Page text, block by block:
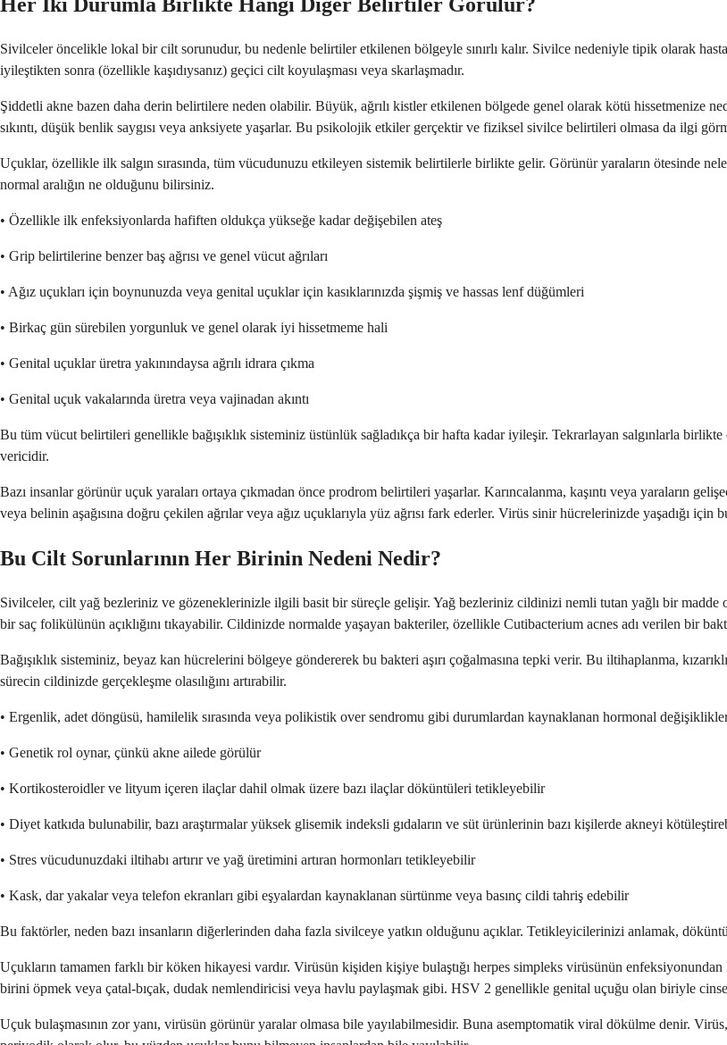
Sivilceler öncelikle lokal bir cilt sorunudur, bu nedenle belirtiler etkilenen bölgeyle sınırlı kalır. Sivilce nedeniyle tipik olarak
iyileştikten sonra (özellikle kaşıdıysanız) geçici cilt koyulaşması veya skarlaşmadır.
Şiddetli akne bazen daha derin belirtilere neden olabilir. Büyük, ağrılı kistler etkilenen bölgede genel olarak kötü hissetmenize
sıkıntı, düşük benlik saygısı veya anksiyete yaşarlar. Bu psikolojik etkiler gerçektir ve fiziksel sivilce belirtileri olmasa da ilgi
Uçuklar, özellikle ilk salgın sırasında, tüm vücudunuzu etkileyen sistemik belirtilerle birlikte gelir. Görünür yaraların ötesinde
normal aralığın ne olduğunu bilirsiniz.
• Özellikle ilk enfeksiyonlarda hafiften oldukça yükseğe kadar değişebilen ateş
• Grip belirtilerine benzer baş ağrısı ve genel vücut ağrıları
• Ağız uçukları için boynunuzda veya genital uçuklar için kasıklarınızda şişmiş ve hassas lenf düğümleri
• Birkaç gün sürebilen yorgunluk ve genel olarak iyi hissetmeme hali
• Genital uçuklar üretra yakınındaysa ağrılı idrara çıkma
• Genital uçuk vakalarında üretra veya vajinadan akıntı
Bu tüm vücut belirtileri genellikle bağışıklık sisteminiz üstünlük sağladıkça bir hafta kadar iyileşir. Tekrarlayan salgınlarla
vericidir.
Bazı insanlar görünür uçuk yaraları ortaya çıkmadan önce prodrom belirtileri yaşarlar. Karıncalanma, kaşıntı veya yaraların
veya belinin aşağısına doğru çekilen ağrılar veya ağız uçuklarıyla yüz ağrısı fark ederler. Virüs sinir hücrelerinizde yaşadığı
Bu Cilt Sorunlarının Her Birinin Nedeni Nedir?
Sivilceler, cilt yağ bezleriniz ve gözeneklerinizle ilgili basit bir süreçle gelişir. Yağ bezleriniz cildinizi nemli tutan yağlı bir
bir saç folikülünün açıklığını tıkayabilir. Cildinizde normalde yaşayan bakteriler, özellikle Cutibacterium acnes adı verilen bir
Bağışıklık sisteminiz, beyaz kan hücrelerini bölgeye göndererek bu bakteri aşırı çoğalmasına tepki verir. Bu iltihaplanma,
sürecin cildinizde gerçekleşme olasılığını artırabilir.
• Ergenlik, adet döngüsü, hamilelik sırasında veya polikistik over sendromu gibi durumlardan kaynaklanan hormonal
• Genetik rol oynar, çünkü akne ailede görülür
• Kortikosteroidler ve lityum içeren ilaçlar dahil olmak üzere bazı ilaçlar döküntüleri tetikleyebilir
• Diyet katkıda bulunabilir, bazı araştırmalar yüksek glisemik indeksli gıdaların ve süt ürünlerinin bazı kişilerde akneyi
• Stres vücudunuzdaki iltihabı artırır ve yağ üretimini artıran hormonları tetikleyebilir
• Kask, dar yakalar veya telefon ekranları gibi eşyalardan kaynaklanan sürtünme veya basınç cildi tahriş edebilir
Bu faktörler, neden bazı insanların diğerlerinden daha fazla sivilceye yatkın olduğunu açıklar. Tetikleyicilerinizi anlamak,
Uçukların tamamen farklı bir köken hikayesi vardır. Virüsün kişiden kişiye bulaştığı herpes simpleks virüsünün
birini öpmek veya çatal-bıçak, dudak nemlendiricisi veya havlu paylaşmak gibi. HSV 2 genellikle genital uçuğu olan biriyle
Uçuk bulaşmasının zor yanı, virüsün görünür yaralar olmasa bile yayılabilmesidir. Buna asemptomatik viral dökülme denir.